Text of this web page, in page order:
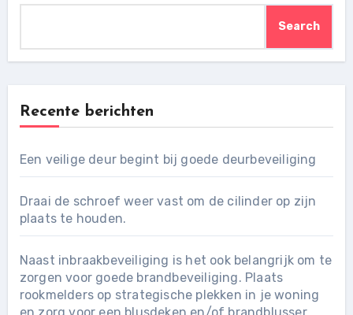
Search
Recente berichten
Een veilige deur begint bij goede deurbeveiliging
Draai de schroef weer vast om de cilinder op zijn
plaats te houden.
Naast inbraakbeveiliging is het ook belangrijk om te
zorgen voor goede brandbeveiliging. Plaats
rookmelders op strategische plekken in je woning
en zorg voor een blusdeken en/of brandblusser.